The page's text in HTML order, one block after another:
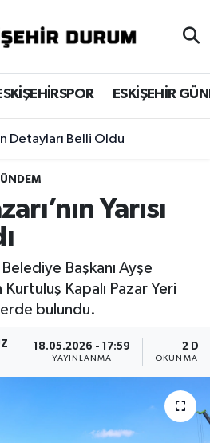
ESKİŞEHİR
Detayları Belli Oldu
Yarısı
Başkanı Ayşe
Kurtuluş Kapalı Pazar Yeri
bulundu.
18.05.2026 - 17:59
YAYINLANMA
2 DK
OKUNMA
Vakitleri
Haritası
ve Fikstür